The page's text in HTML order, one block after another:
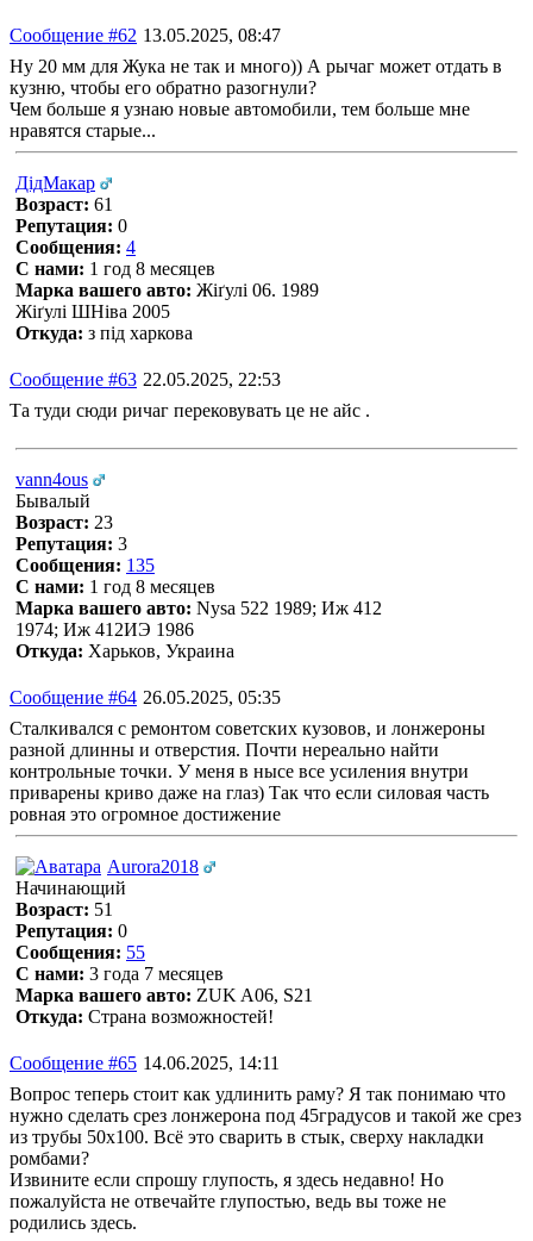
Сообщение #62 13.05.2025, 08:47
Ну 20 мм для Жука не так и много)) А рычаг может отдать в
кузню, чтобы его обратно разогнули?
Чем больше я узнаю новые автомобили, тем больше мне
нравятся старые...
ДiдМакар
Возраст: 61
Репутация: 0
Сообщения: 4
С нами: 1 год 8 месяцев
Марка вашего авто: Жіґулі 06. 1989
Жіґулі ШНіва 2005
Откуда: з під харкова
Сообщение #63 22.05.2025, 22:53
Та туди сюди ричаг перековувать це не айс .
vann4ous
Бывалый
Возраст: 23
Репутация: 3
Сообщения: 135
С нами: 1 год 8 месяцев
Марка вашего авто: Nysa 522 1989; Иж 412
1974; Иж 412ИЭ 1986
Откуда: Харьков, Украина
Сообщение #64 26.05.2025, 05:35
Сталкивался с ремонтом советских кузовов, и лонжероны
разной длинны и отверстия. Почти нереально найти
контрольные точки. У меня в нысе все усиления внутри
приварены криво даже на глаз) Так что если силовая часть
ровная это огромное достижение
Aurora2018
Начинающий
Возраст: 51
Репутация: 0
Сообщения: 55
С нами: 3 года 7 месяцев
Марка вашего авто: ZUK A06, S21
Откуда: Страна возможностей!
Сообщение #65 14.06.2025, 14:11
Вопрос теперь стоит как удлинить раму? Я так понимаю что
нужно сделать срез лонжерона под 45градусов и такой же срез
из трубы 50х100. Всё это сварить в стык, сверху накладки
ромбами?
Извините если спрошу глупость, я здесь недавно! Но
пожалуйста не отвечайте глупостью, ведь вы тоже не
родились здесь.